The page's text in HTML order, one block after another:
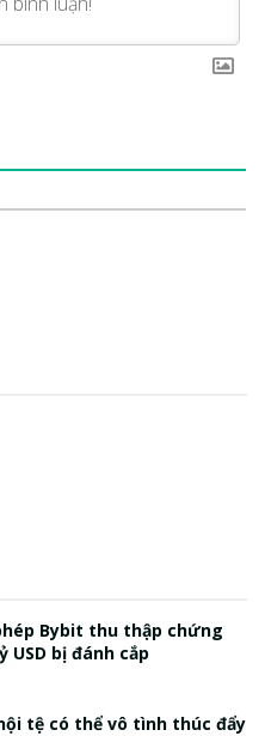
Bybit thu thập chứng
bị đánh cắp
tệ có thể vô tình thúc đẩy